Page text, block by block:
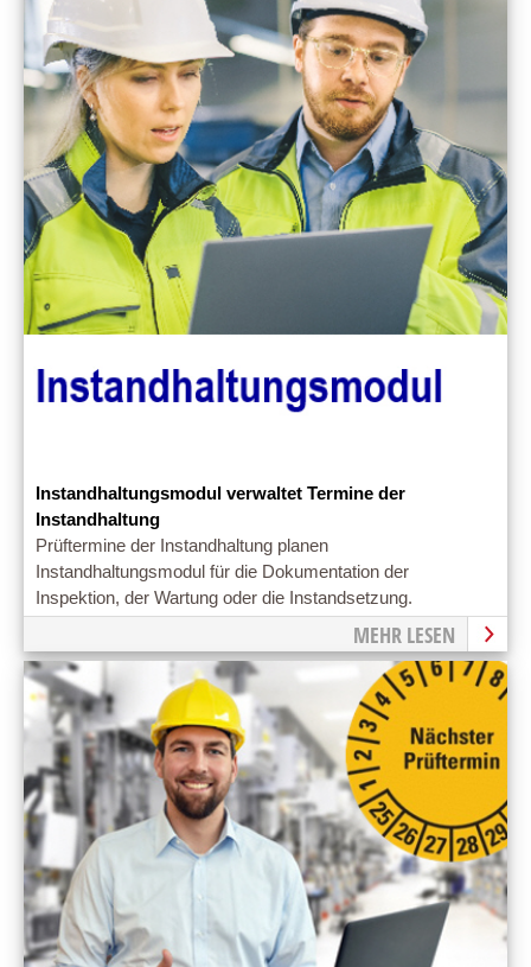
Instandhaltungsmodul verwaltet Termine der
Instandhaltung
Prüftermine der Instandhaltung planen
Instandhaltungsmodul für die Dokumentation der
Inspektion, der Wartung oder die Instandsetzung.
MEHR LESEN